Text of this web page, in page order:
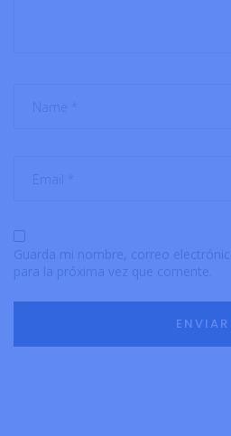
Guarda mi nombre, correo
para la próxima vez que comente.